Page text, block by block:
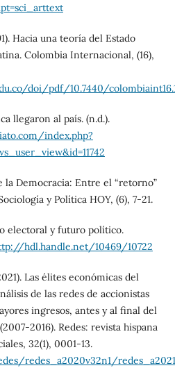
Hacia una teoría del Estado
Colombia Internacional, (16),
doi/pdf/10.7440/
llegaron al país. (n.d.).
index.php?
la Democracia: Entre el “retorno”
y Política HOY, (6), 7-21.
electoral y futuro político.
hdl.handle.net/10469/10722
Las élites económicas del
de las redes de accionistas
ingresos, antes y al final del
2016). Redes: revista hispana
32(1), 0001-13.
redes_a2020v32n1/